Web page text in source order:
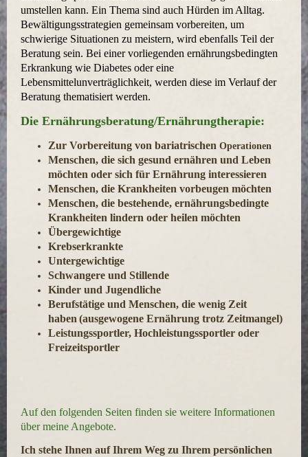
umstellen kann. Ein Thema sind auch Hürden im Alltag.
Bewältigungsstrategien gemeinsam vorbereiten, um
schwierige Situationen zu meistern, wird ebenfalls Teil der
Beratung sein. Bei einer vorliegenden ernährungsbedingten
Erkrankung wie Diabetes oder eine
Lebensmittelunverträglichkeit, werden diese im Verlauf der
Beratung thematisiert werden.
Die Ernährungsberatung/Ernährungtherapie:
Zur Vorbereitung von bariatrischen Operationen
Menschen, die sich gesund ernähren und Leben
möchten oder sich für Ernährung interessieren
Menschen, die Krankheiten vorbeugen möchten
Menschen, die bestehende, ernährungsbedingte
Krankheiten lindern oder heilen möchten
Übergewichtige
Krebserkrankte
Untergewichtige
Schwangere und Stillende
Kinder und Jugendliche
Berufstätige und Menschen, die wenig Zeit
haben (ausgewogene Ernährung trotz Zeitmangel)
Leistungssportler, Hochleistungssportler oder
Freizeitsportler
Auf den folgenden Seiten finden sie weitere Informationen
über meine Angebote.
Ich stehe Ihnen auf Ihrem Weg zu Ihrem persönlichen